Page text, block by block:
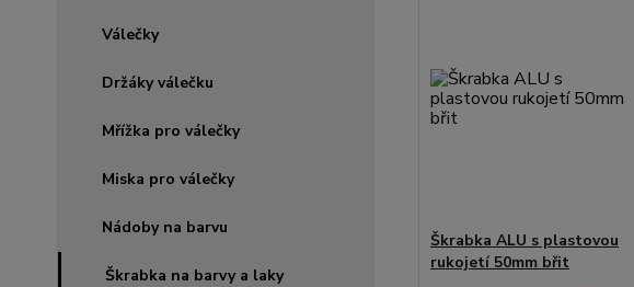
Válečky
Držáky válečku
Mřížka pro válečky
Miska pro válečky
Nádoby na barvu
Škrabka na barvy a laky
Škrabka ALU s plastovou
rukojetí 50mm břit